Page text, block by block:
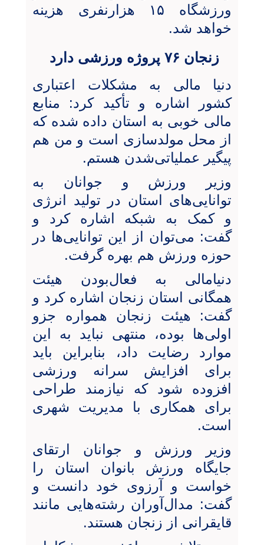
ورزشگاه ۱۵ هزارنفری هزینه
خواهد شد.
زنجان ۷۶ پروژه ورزشی دارد
دنیا مالی به مشکلات اعتباری
کشور اشاره و تأکید کرد: منابع
مالی خوبی به استان داده شده که
از محل مولدسازی است و من هم
پیگیر عملیاتی‌شدن هستم.
وزیر ورزش و جوانان به
توانایی‌های استان در تولید انرژی
و کمک به شبکه اشاره کرد و
گفت: می‌توان از این توانایی‌ها در
حوزه ورزش هم بهره گرفت.
دنیامالی به فعال‌بودن هیئت
همگانی استان زنجان اشاره کرد و
گفت: هیئت زنجان همواره جزو
اولی‌ها بوده، منتهی نباید به این
موارد رضایت داد، بنابراین باید
برای افزایش سرانه ورزشی
افزوده شود که نیازمند طراحی
برای همکاری با مدیریت شهری
است.
وزير ورزش و جوانان ارتقای
جایگاه ورزش بانوان استان را
خواست و آرزوی خود دانست و
گفت: مدال‌آوران رشته‌هایی مانند
قایقرانی از زنجان هستند.